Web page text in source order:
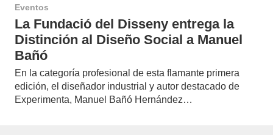
Eventos
La Fundació del Disseny entrega la
Distinción al Diseño Social a Manuel
Bañó
En la categoría profesional de esta flamante primera
edición, el diseñador industrial y autor destacado de
Experimenta, Manuel Bañó Hernández…